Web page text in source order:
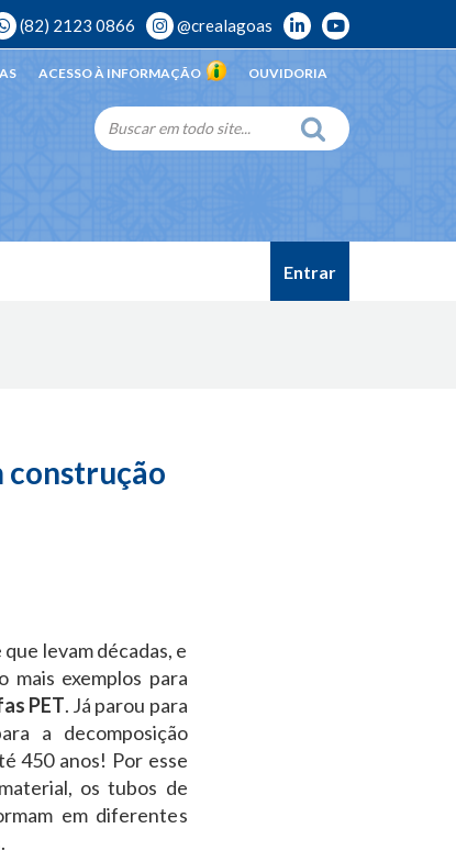
(82) 2123 0866 @crealagoas
OUVIDORIA
ACESSO À INFORMAÇÃO
Entrar
construção
levam décadas, e
mais exemplos para
PET. Já parou para
a decomposição
450 anos! Por esse
os tubos de
em diferentes